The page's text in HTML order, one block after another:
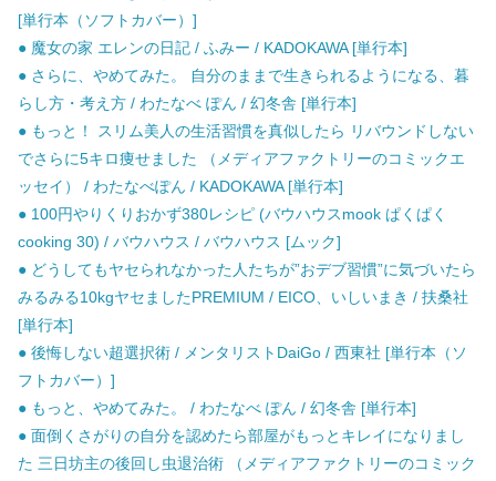
[単行本（ソフトカバー）]
● 魔女の家 エレンの日記 / ふみー / KADOKAWA [単行本]
● さらに、やめてみた。 自分のままで生きられるようになる、暮
らし方・考え方 / わたなべ ぽん / 幻冬舎 [単行本]
● もっと！ スリム美人の生活習慣を真似したら リバウンドしない
でさらに5キロ痩せました （メディアファクトリーのコミックエ
ッセイ） / わたなべぽん / KADOKAWA [単行本]
● 100円やりくりおかず380レシピ (バウハウスmook ぱくぱく
cooking 30) / バウハウス / バウハウス [ムック]
● どうしてもヤセられなかった人たちが”おデブ習慣”に気づいたら
みるみる10kgヤセましたPREMIUM / EICO、いしいまき / 扶桑社
[単行本]
● 後悔しない超選択術 / メンタリストDaiGo / 西東社 [単行本（ソ
フトカバー）]
● もっと、やめてみた。 / わたなべ ぽん / 幻冬舎 [単行本]
● 面倒くさがりの自分を認めたら部屋がもっとキレイになりまし
た 三日坊主の後回し虫退治術 （メディアファクトリーのコミック